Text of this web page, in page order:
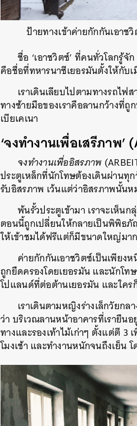
ป้ายทางเข้าค่ายกักกันเอาช
ชื่อ ‘เอาชวิตซ์’ ที่คนทั่วโลกรู้
คือชื่อที่ทหารนาซีเยอรมันตั้งให้กับ
เราเดินเลียบไปตามทางรถไฟ
ทางซ้ายมือของเราคือลานกว้าง
เบียเคเนา
‘จงทำงานเพื่อเสรีภาพ’
จงทำงานเพื่ออิสรภาพ
ประตูเหล็กที่นักโทษต้องเดินผ่านทุ
รับอิสรภาพ เว้นแต่ว่าอิสรภาพนั้น
พ้นรั้วประตูเข้ามา เราจะเห็น
ตอนนี้ถูกเปลี่ยนให้กลายเป็นพิพิธภั
ให้เข้าชมได้ฟรีแต่ก็มีขนาดใหญ่มา
ค่ายกักกันเอาชวิตซ์เป็นเพียง
ถูกยึดครองโดยเยอรมัน และนักโท
โปแลนด์ที่ต่อต้านเยอรมัน และใค
เราเดินตามหญิงร่างเล็กวัยก
ว่า บริเวณลานหน้าอาคารที่เรายืน
ทางและรองเท้าไม้เก่าๆ ตั้งแต่ตี 3
โมงเช้า และทำงานหนักจนถึงเย็